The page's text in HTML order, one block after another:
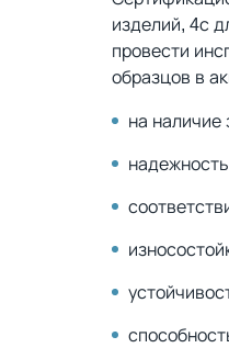
изделий, 4с
провести
образцов в
на наличие